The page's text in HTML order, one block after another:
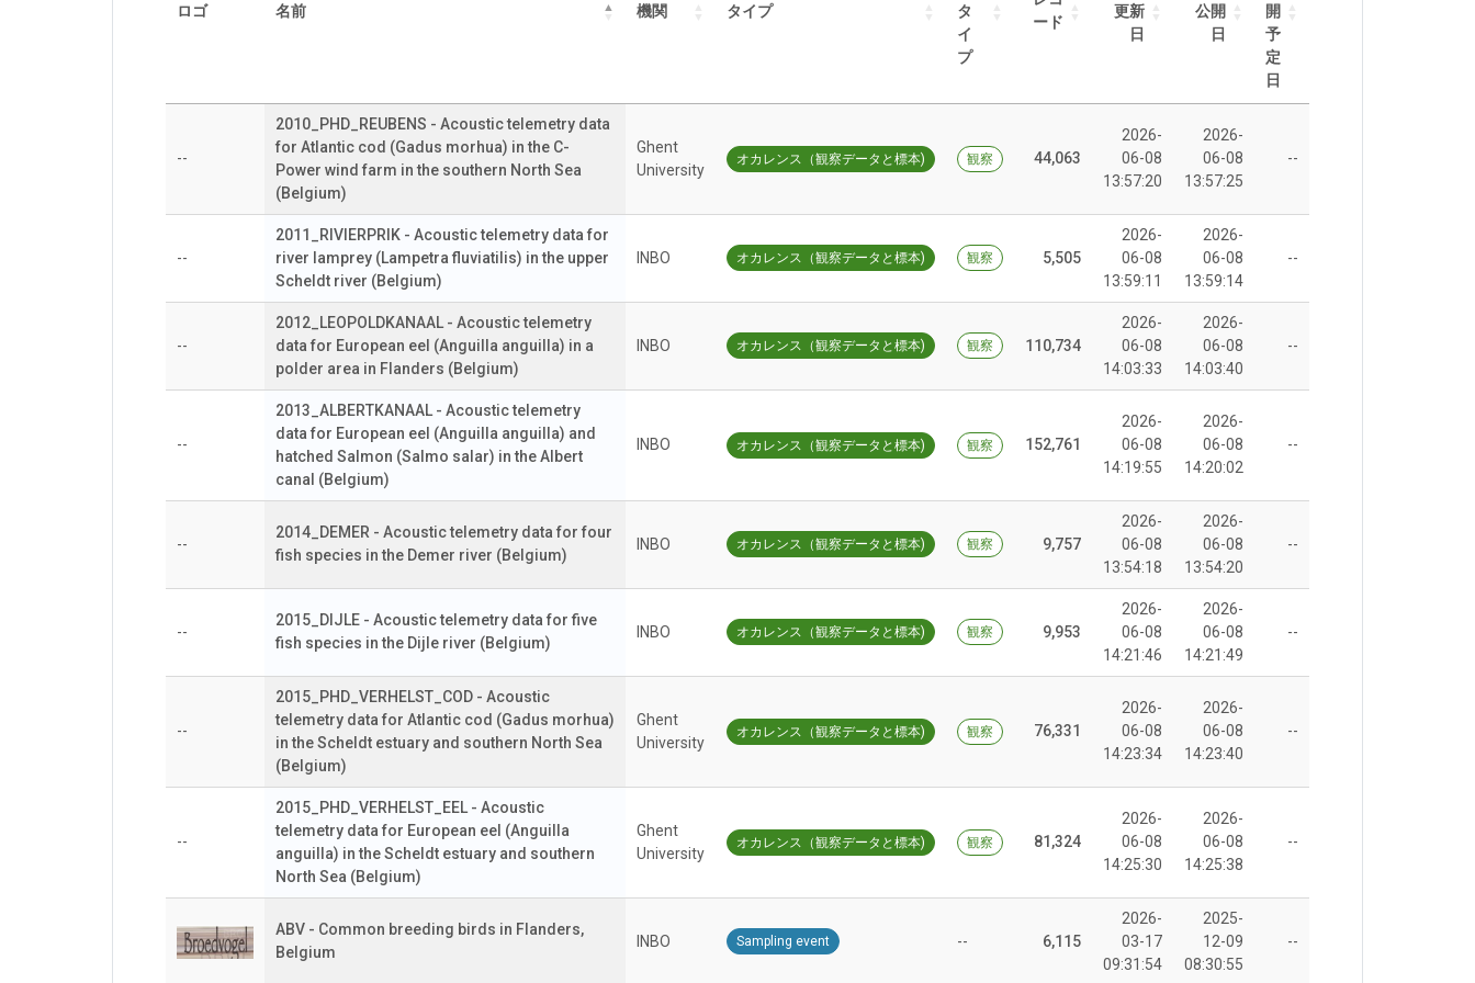
ロゴ 名前 機関 タイプ
タ
イ
プ
ード
更新
日
公開
日
開
予
定
日
--
2010_PHD_REUBENS - Acoustic telemetry data
for Atlantic cod (Gadus morhua) in the C-
Power wind farm in the southern North Sea
(Belgium)
Ghent
University
オカレンス（観察データと標本) 観察 44,063
2026-
06-08
13:57:20
2026-
06-08
13:57:25
--
--
2011_RIVIERPRIK - Acoustic telemetry data for
river lamprey (Lampetra fluviatilis) in the upper
Scheldt river (Belgium)
INBO オカレンス（観察データと標本) 観察 5,505
2026-
06-08
13:59:11
2026-
06-08
13:59:14
--
--
2012_LEOPOLDKANAAL - Acoustic telemetry
data for European eel (Anguilla anguilla) in a
polder area in Flanders (Belgium)
INBO オカレンス（観察データと標本) 観察 110,734
2026-
06-08
14:03:33
2026-
06-08
14:03:40
--
--
2013_ALBERTKANAAL - Acoustic telemetry
data for European eel (Anguilla anguilla) and
hatched Salmon (Salmo salar) in the Albert
canal (Belgium)
INBO オカレンス（観察データと標本) 観察 152,761
2026-
06-08
14:19:55
2026-
06-08
14:20:02
--
--
2014_DEMER - Acoustic telemetry data for four
fish species in the Demer river (Belgium)
INBO オカレンス（観察データと標本) 観察 9,757
2026-
06-08
13:54:18
2026-
06-08
13:54:20
--
--
2015_DIJLE - Acoustic telemetry data for five
fish species in the Dijle river (Belgium)
INBO オカレンス（観察データと標本) 観察 9,953
2026-
06-08
14:21:46
2026-
06-08
14:21:49
--
--
2015_PHD_VERHELST_COD - Acoustic
telemetry data for Atlantic cod (Gadus morhua)
in the Scheldt estuary and southern North Sea
(Belgium)
Ghent
University
オカレンス（観察データと標本) 観察 76,331
2026-
06-08
14:23:34
2026-
06-08
14:23:40
--
--
2015_PHD_VERHELST_EEL - Acoustic
telemetry data for European eel (Anguilla
anguilla) in the Scheldt estuary and southern
North Sea (Belgium)
Ghent
University
オカレンス（観察データと標本) 観察 81,324
2026-
06-08
14:25:30
2026-
06-08
14:25:38
--
ABV - Common breeding birds in Flanders,
Belgium
INBO Sampling event -- 6,115
2026-
03-17
09:31:54
2025-
12-09
08:30:55
--